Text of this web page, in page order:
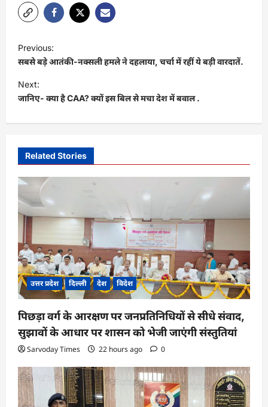
P
o
s
t
v
g
a
t
i
o
n
Previous:
सबसे बड़े आतंकी-नक्सली हमले ने दहलाया, चर्चा में रहीं ये बड़ी वारदातें.
Next:
जानिए- क्या है CAA? क्यों इस बिल से मचा देश में बवाल .
Related Stories
उत्तर प्रदेश दिल्ली देश विदेश
पिछड़ा वर्ग के आरक्षण पर जनप्रतिनिधियों से सीधे संवाद,
सुझावों के आधार पर शासन को भेजी जाएंगी संस्तुतियां
Sarvoday Times 22 hours ago 0